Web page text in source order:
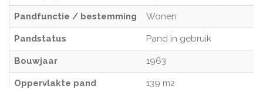
Pandfunctie / bestemming Wonen
Pandstatus Pand in gebruik
Bouwjaar 1963
Oppervlakte pand 139 m2